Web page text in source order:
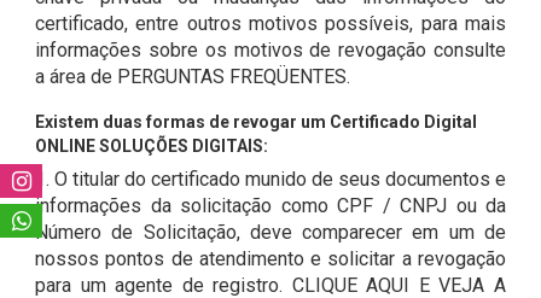
certificado, entre outros motivos possíveis, para mais
informações sobre os motivos de revogação consulte
a área de PERGUNTAS FREQÜENTES.
Existem duas formas de revogar um Certificado Digital
ONLINE SOLUÇÕES DIGITAIS:
1. O titular do certificado munido de seus documentos e
informações da solicitação como CPF / CNPJ ou da
Número de Solicitação, deve comparecer em um de
nossos pontos de atendimento e solicitar a revogação
para um agente de registro. CLIQUE AQUI E VEJA A